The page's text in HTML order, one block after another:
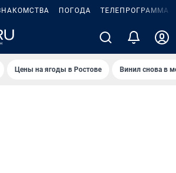
ПОГОДА ТЕЛЕПРОГРАММА
Цены на ягоды в Ростове Винил снова в